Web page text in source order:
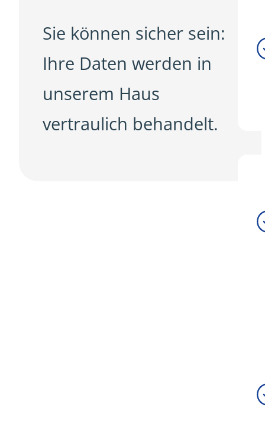
Sie können sicher sein:
Ihre Daten werden in
unserem Haus
vertraulich behandelt.